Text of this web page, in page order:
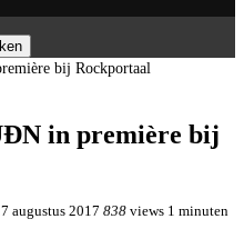
bij Rockportaal
in première bij
augustus 2017 838 views 1 minuten